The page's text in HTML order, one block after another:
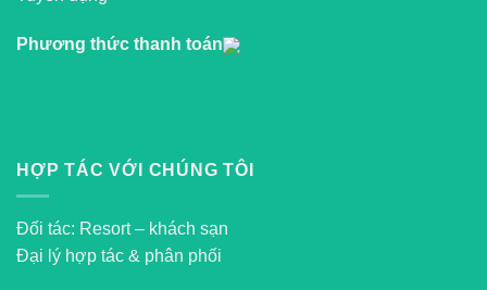
Phương thức thanh toán
HỢP TÁC VỚI CHÚNG TÔI
Đối tác: Resort – khách sạn
Đại lý hợp tác & phân phối